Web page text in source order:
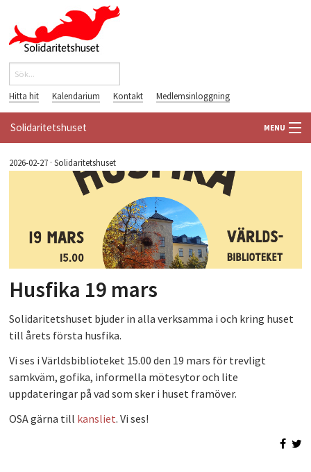
Hoppa till huvudinnehåll
Sökformulär
Hitta hit Kalendarium Kontakt Medlemsinloggning
Solidaritetshuset MENU
HEM
VÄRLDSBIBLIOTEKET
PÅ GÅNG
PLAY
2026-02-27 ·Solidaritetshuset
Husfika 19 mars
Solidaritetshuset bjuder in alla verksamma i och kring huset
till årets första husfika.
Vi ses i Världsbiblioteket 15.00 den 19 mars för trevligt
samkväm, gofika, informella mötesytor och lite
uppdateringar på vad som sker i huset framöver.
OSA gärna till kansliet. Vi ses!